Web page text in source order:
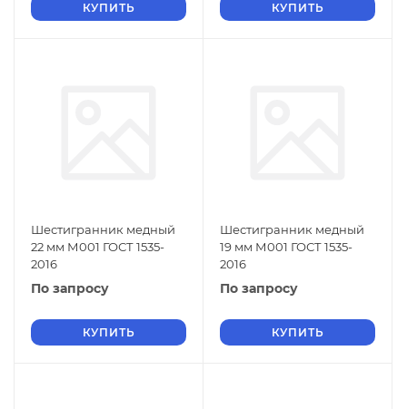
КУПИТЬ КУПИТЬ
Шестигранник медный
22 мм М001 ГОСТ 1535-
2016
По запросу
КУПИТЬ
Шестигранник медный
19 мм М001 ГОСТ 1535-
2016
По запросу
КУПИТЬ